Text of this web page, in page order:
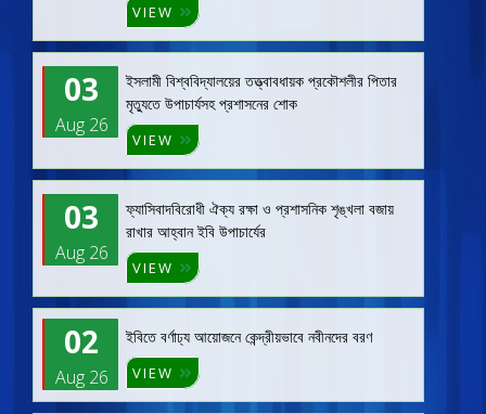
VIEW
03
Aug 26
ইসলামী বিশ্ববিদ্যালয়ের তত্ত্বাবধায়ক প্রকৌশলীর পিতার
মৃত্যুতে উপাচার্যসহ প্রশাসনের শোক
VIEW
03
Aug 26
ফ্যাসিবাদবিরোধী ঐক্য রক্ষা ও প্রশাসনিক শৃঙ্খলা বজায়
রাখার আহ্বান ইবি উপাচার্যের
VIEW
02
Aug 26
ইবিতে বর্ণাঢ্য আয়োজনে কেন্দ্রীয়ভাবে নবীনদের বরণ
VIEW